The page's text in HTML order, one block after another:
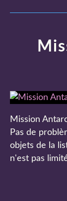
Mission
Pas de
objets de la
n'est pas